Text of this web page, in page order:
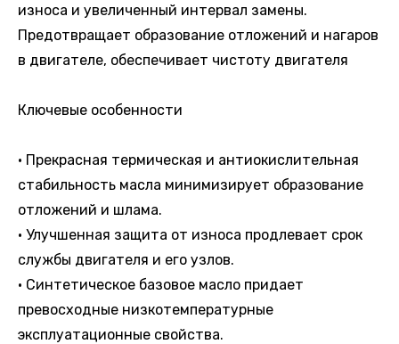
износа и увеличенный интервал замены.
Предотвращает образование отложений и нагаров
в двигателе, обеспечивает чистоту двигателя
Ключевые особенности
• Прекрасная термическая и антиокислительная
стабильность масла минимизирует образование
отложений и шлама.
• Улучшенная защита от износа продлевает срок
службы двигателя и его узлов.
• Синтетическое базовое масло придает
превосходные низкотемпературные
эксплуатационные свойства.